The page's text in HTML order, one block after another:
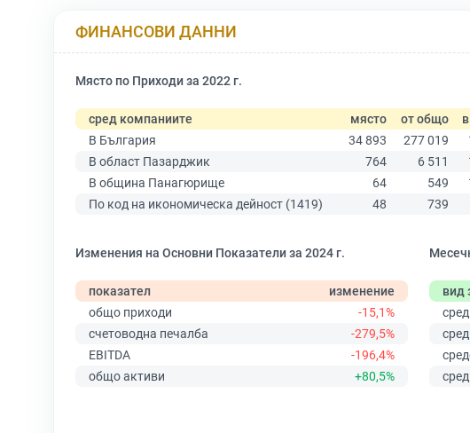
ФИНАНСОВИ ДАННИ
Място по Приходи за 2022 г.
сред компаниите място от общо
В България
34 893 277 019
В област Пазарджик
764 6 511
В община Панагюрище
64 549
По код на икономическа дейност (1419)
48 739
Изменения на Основни Показатели за 2024 г.
показател
изменение
общо приходи
-15,1%
счетоводна печалба
-279,5%
EBITDA
-196,4%
общо активи
+80,5%
вид